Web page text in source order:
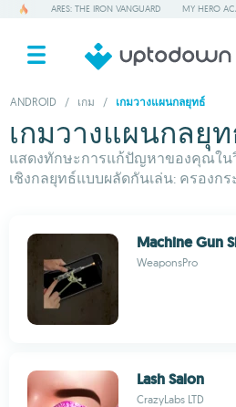
ARES: THE IRON VANGUARD MY HERO
ANDROID / เกม / เกมวางแผนกลยุทธ์
เกมวางแผนกลยุท
แสดงทักษะการแก้ปัญหาของคุณใน
เชิงกลยุทธ์แบบผลัดกันเล่น: ครอง
Machine Gun
WeaponsPro
Lash Salon
CrazyLabs LTD